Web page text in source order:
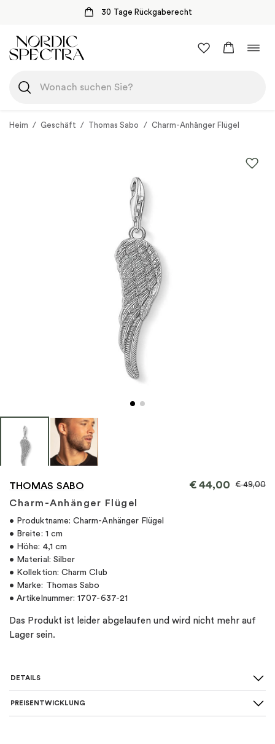
30 Tage Rückgaberecht
Inhalt
springen
Heim / Geschäft / Thomas Sabo / Charm-Anhänger Flügel
THOMAS SABO
Charm-Anhänger Flügel
€44,00 €49,00
• Produktname: Charm-Anhänger Flügel
• Breite: 1 cm
• Höhe: 4,1 cm
• Material: Silber
• Kollektion: Charm Club
• Marke: Thomas Sabo
• Artikelnummer: 1707-637-21
Das Produkt ist leider abgelaufen und wird nicht mehr auf
Lager sein.
DETAILS
SKU
PREISENTWICKLUNG